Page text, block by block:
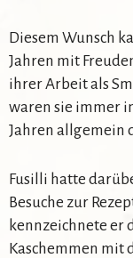
Diesem Wunsch
Jahren mit
ihrer Arbeit als
waren sie immer
Jahren allgemein
Fusilli hatte
Besuche zur
kennzeichnete er
Kaschemmen mit